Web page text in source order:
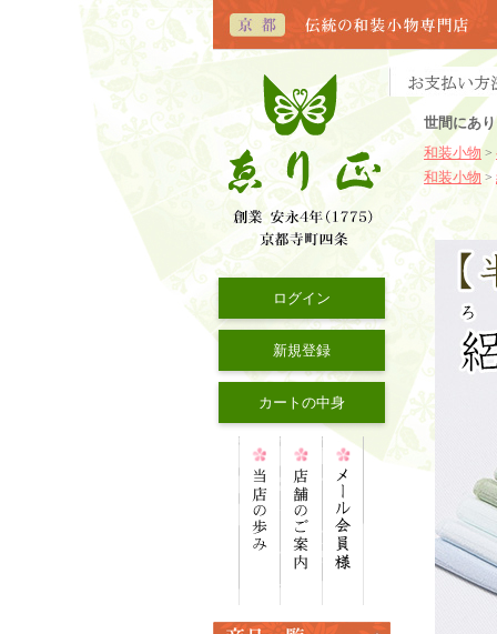
ログイン
新規登録
カートの中身
世間にあ
和装小物 >
和装小物 >